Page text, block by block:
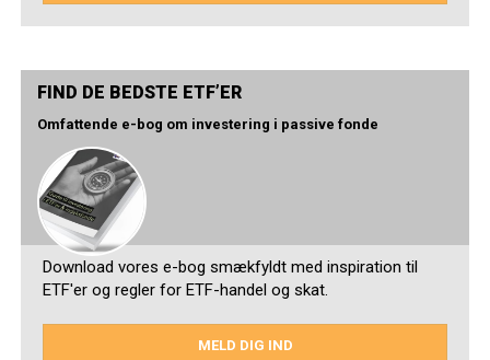
FIND DE BEDSTE ETF’ER
Omfattende e-bog om investering i passive fonde
Download vores e-bog smækfyldt med inspiration til
ETF'er og regler for ETF-handel og skat.
MELD DIG IND